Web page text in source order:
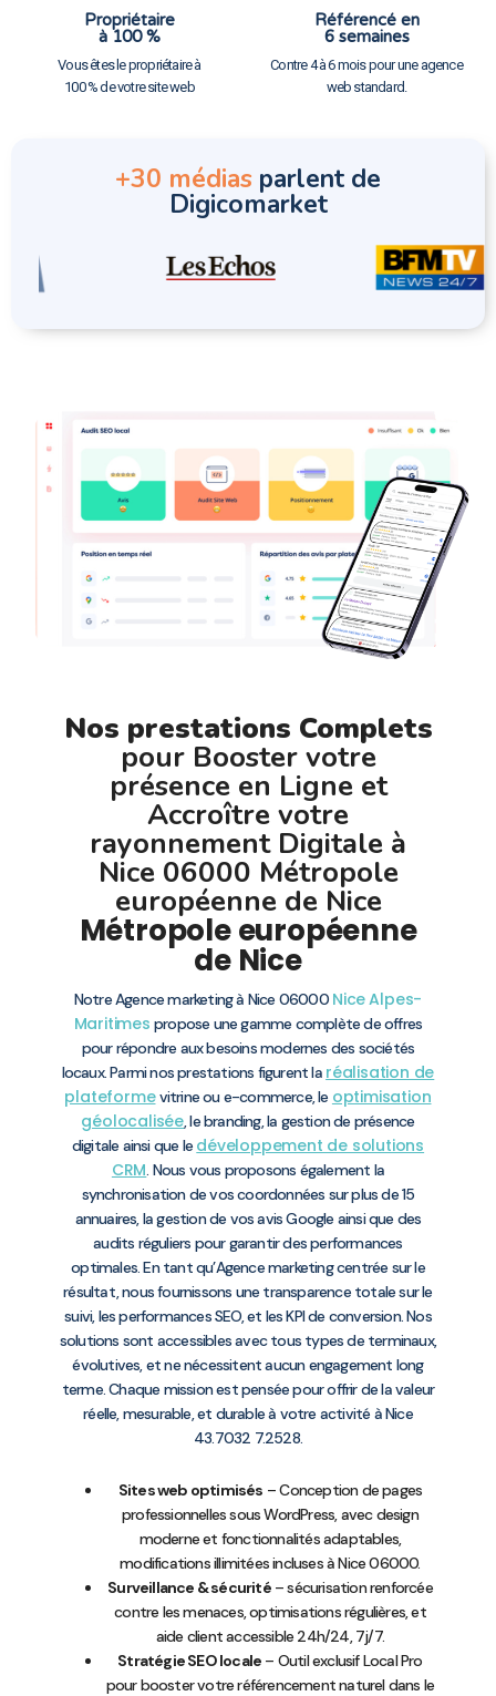
Propriétaire
à 100 %
Vous êtes le propriétaire à
100 % de votre site web
Référencé en
6 semaines
Contre 4 à 6 mois pour une agence
web standard.
+30 médias parlent de
Digicomarket
Nos prestations Complets
pour Booster votre
présence en Ligne et
Accroître votre
rayonnement Digitale à
Nice 06000 Métropole
européenne de Nice
Métropole européenne
de Nice
Notre Agence marketing à Nice 06000 NiceAlpes-
Maritimes propose une gamme complète de offres
pour répondre aux besoins modernes des sociétés
locaux. Parmi nos prestations figurent la réalisation de
plateformevitrine ou e-commerce, le optimisation
géolocalisée, le branding, la gestion de présence
digitale ainsi que le développement de solutions
CRM. Nous vous proposons également la
synchronisation de vos coordonnées sur plus de 15
annuaires, la gestion de vos avis Google ainsi que des
audits réguliers pour garantir des performances
optimales. En tant qu’Agence marketing centrée sur le
résultat, nous fournissons une transparence totale sur le
suivi, les performances SEO, et les KPI de conversion. Nos
solutions sont accessibles avec tous types de terminaux,
évolutives, et ne nécessitent aucun engagement long
terme. Chaque mission est pensée pour offrir de la valeur
réelle, mesurable, et durable à votre activité à Nice
43.7032 7.2528.
Sites web optimisés – Conception de pages
professionnelles sous WordPress, avec design
moderne et fonctionnalités adaptables,
modifications illimitées incluses à Nice 06000.
Surveillance & sécurité– sécurisation renforcée
contre les menaces, optimisations régulières, et
aide client accessible 24h/24, 7j/7.
Stratégie SEO locale – Outil exclusif Local Pro
pour booster votre référencement naturel dans le